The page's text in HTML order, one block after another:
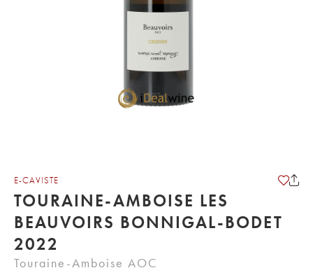
E-CAVISTE
TOURAINE-AMBOISE LES
BEAUVOIRS BONNIGAL-BODET
2022
Touraine-Amboise AOC